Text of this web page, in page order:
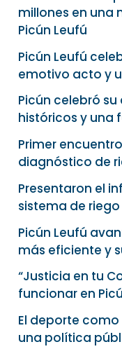
r
:
millones en una
Picún Leufú
Picún Leufú
emotivo acto y
Picún celebró
históricos y una
Primer
diagnóstico de
Presentaron el
sistema de riego
Picún Leufú
más eficiente y
“Justicia en tu
funcionar en
El deporte
una política